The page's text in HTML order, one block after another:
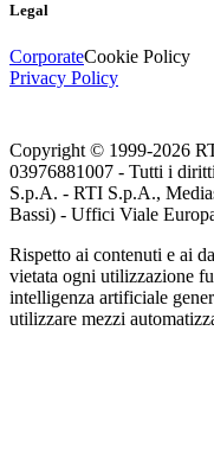
Legal
CorporateCookie Policy
Privacy Policy
Copyright © 1999-2026
03976881007 - Tutti i
S.p.A. - RTI S.p.A.,
Bassi) - Uffici Viale
Rispetto ai contenuti e ai
vietata ogni utilizzazione
intelligenza artificiale
utilizzare mezzi